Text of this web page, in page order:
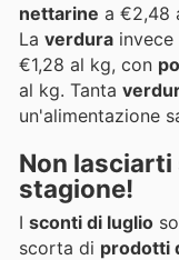
nettarine a €2,48
La verdura
€1,28 al kg, con
al kg. Tanta
un'alimentazione
Non
stagione!
I sconti di luglio
scorta di prodotti